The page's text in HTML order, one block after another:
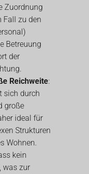
Zuordnung
Fall zu den
Betreuung
der
Reichweite:
sich durch
große
ideal für
Strukturen
Wohnen.
kein
was zur